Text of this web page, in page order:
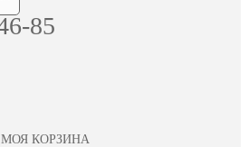
85
МОЯ КОРЗИНА